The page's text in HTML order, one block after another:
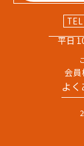
TEL
平日
会員
よ